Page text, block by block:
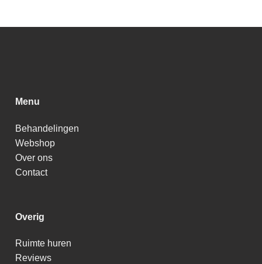
Menu
Behandelingen
Webshop
Over ons
Contact
Overig
Ruimte huren
Reviews